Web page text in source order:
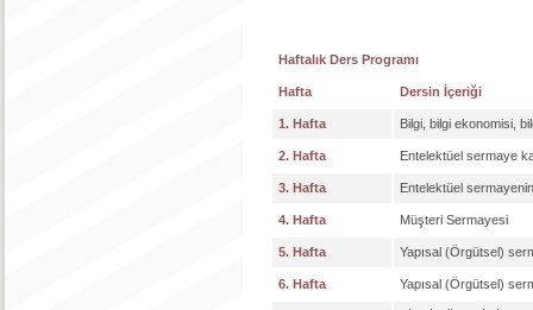
Haftalık Ders Programı
Hafta Dersin İçeriği
1. Hafta Bilgi, bilgi ekonomisi,
2. Hafta Entelektüel sermaye
3. Hafta Entelektüel
4. Hafta Müşteri Sermayesi
5. Hafta Yapısal (Örgütsel)
6. Hafta Yapısal (Örgütsel)